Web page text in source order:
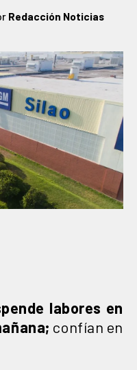
Redacción Noticias
labores en
confían en